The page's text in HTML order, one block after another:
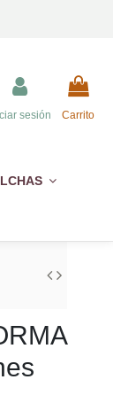
sesión Carrito